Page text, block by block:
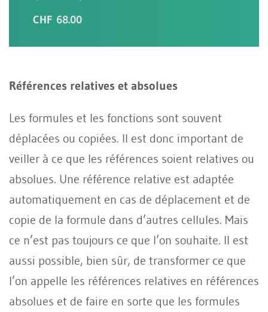
CHF 68.00
Références relatives et absolues
Les formules et les fonctions sont souvent
déplacées ou copiées. Il est donc important de
veiller à ce que les références soient relatives ou
absolues. Une référence relative est adaptée
automatiquement en cas de déplacement et de
copie de la formule dans d’autres cellules. Mais
ce n’est pas toujours ce que l’on souhaite. Il est
aussi possible, bien sûr, de transformer ce que
l’on appelle les références relatives en références
absolues et de faire en sorte que les formules